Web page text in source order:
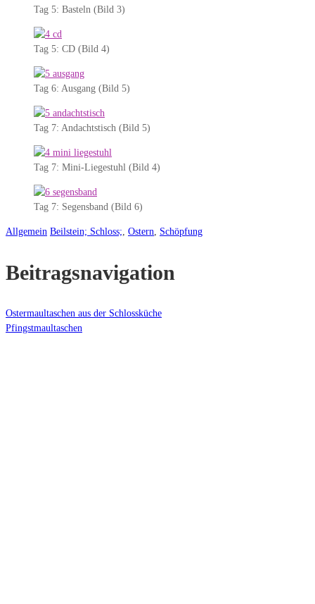
Tag 5: Basteln (Bild 3)
Tag 5: CD (Bild 4)
Tag 6: Ausgang (Bild 5)
Tag 7: Andachtstisch (Bild 5)
Tag 7: Mini-Liegestuhl (Bild 4)
Tag 7: Segensband (Bild 6)
Allgemein Beilstein; Schloss; Ostern Schöpfung
Beitragsnavigation
Ostermaultaschen aus der Schlossküche
Pfingstmaultaschen